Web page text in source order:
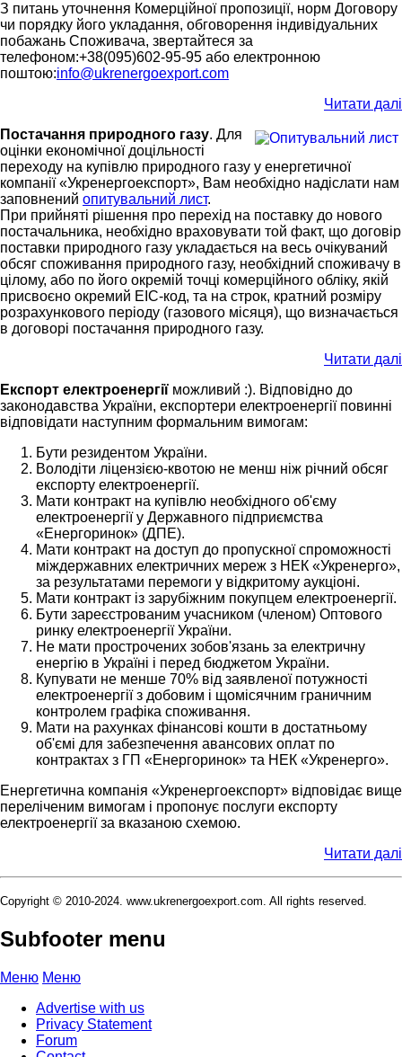
З питань уточнення Комерційної пропозиції, норм Договору
чи порядку його укладання, обговорення індивідуальних
побажань Споживача, звертайтеся за
телефоном:+38(095)602-95-95 або електронною
поштою:info@ukrenergoexport.com
Читати далі
Постачання природного газу. Для
оцінки економічної доцільності
переходу на купівлю природного газу у енергетичної
компанії «Укренергоекспорт», Вам необхідно надіслати нам
заповнений опитувальний лист.
При прийняті рішення про перехід на поставку до нового
постачальника, необхідно враховувати той факт, що договір
поставки природного газу укладається на весь очікуваний
обсяг споживання природного газу, необхідний споживачу в
цілому, або по його окремій точці комерційного обліку, якій
присвоєно окремий EIC-код, та на строк, кратний розміру
розрахункового періоду (газового місяця), що визначається
в договорі постачання природного газу.
Читати далі
Експорт електроенергії можливий :). Відповідно до
законодавства України, експортери електроенергії повинні
відповідати наступним формальним вимогам:
Бути резидентом України.
Володіти ліцензією-квотою не менш ніж річний обсяг
експорту електроенергії.
Мати контракт на купівлю необхідного об'єму
електроенергії у Державного підприємства
«Енергоринок» (ДПЕ).
Мати контракт на доступ до пропускної спроможності
міждержавних електричних мереж з НЕК «Укренерго»,
за результатами перемоги у відкритому аукціоні.
Мати контракт із зарубіжним покупцем електроенергії.
Бути зареєстрованим учасником (членом) Оптового
ринку електроенергії України.
Не мати прострочених зобов'язань за електричну
енергію в Україні і перед бюджетом України.
Купувати не менше 70% від заявленої потужності
електроенергії з добовим і щомісячним граничним
контролем графіка споживання.
Мати на рахунках фінансові кошти в достатньому
об'ємі для забезпечення авансових оплат по
контрактах з ГП «Енергоринок» та НЕК «Укренерго».
Енергетична компанія «Укренергоекспорт» відповідає вище
переліченим вимогам і пропонує послуги експорту
електроенергії за вказаною схемою.
Читати далі
Copyright © 2010-2024. www.ukrenergoexport.com. All rights reserved.
Subfooter menu
Меню Меню
Advertise with us
Privacy Statement
Forum